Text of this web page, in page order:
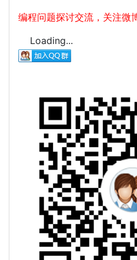
编程问题探讨交流，关注微
Loading...